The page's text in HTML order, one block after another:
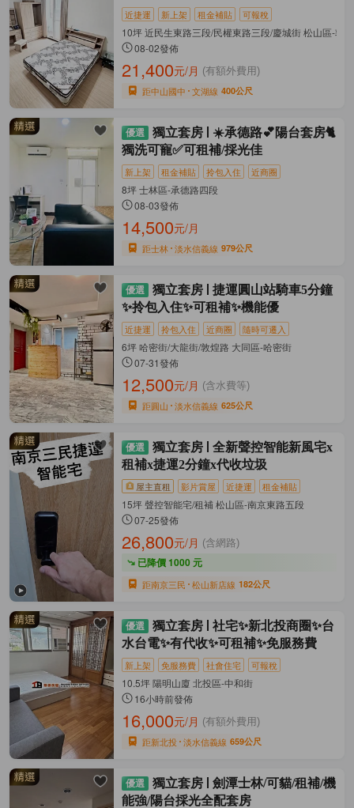
電
近捷運 新上架 租金補貼 可報稅
10坪 近民生東路三段/民權東路三段/慶城街 松山區-敦
08-02發佈
21,400元/月 (有額外費用)
距中山國中 文湖線 400公尺
獨立套房
☀️承德路💕陽台套房🐈
獨洗可寵✅可租補/採光佳
新上架 租金補貼 拎包入住 近商圈
8坪 士林區-承德路四段
08-03發佈
14,500元/月
距士林 淡水信義線 979公尺
獨立套房
捷運圓山站騎車5分鐘
✨拎包入住✨可租補✨機能優
近捷運 拎包入住 近商圈 隨時可遷入
6坪 哈密街/大龍街/敦煌路 大同區-哈密街
07-31發佈
12,500元/月 (含水費等)
距圓山 淡水信義線 625公尺
獨立套房
全新聲控智能新風宅x
租補x捷運2分鐘x代收垃圾
屋主直租 影片賞屋 近捷運 租金補貼
15坪 聲控智能宅/租補 松山區-南京東路五段
07-25發佈
26,800元/月 (含網路)
已降價 1000 元
距南京三民 松山新店線 182公尺
獨立套房
社宅✨新北投商圈✨台
水台電✨有代收✨可租補✨免服務費
新上架 免服務費 社會住宅 可報稅
10.5坪 陽明山廈 北投區-中和街
16小時前發佈
16,000元/月 (有額外費用)
距新北投 淡水信義線 659公尺
獨立套房
劍潭士林/可貓/租補/機
能強/陽台採光全配套房